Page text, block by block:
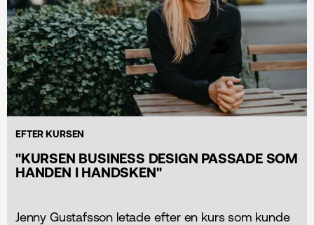
EFTER KURSEN
"KURSEN BUSINESS DESIGN PASSADE SOM
HANDEN I HANDSKEN"
Jenny Gustafsson letade efter en kurs som kunde